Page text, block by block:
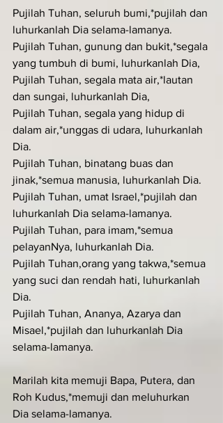
Pujilah Tuhan, seluruh bumi,*pujilah dan
luhurkanlah Dia selama-lamanya.
Pujilah Tuhan, gunung dan bukit,*segala
yang tumbuh di bumi, luhurkanlah Dia,
Pujilah Tuhan, segala mata air,*lautan
dan sungai, luhurkanlah Dia,
Pujilah Tuhan, segala yang hidup di
dalam air,*unggas di udara, luhurkanlah
Dia.
Pujilah Tuhan, binatang buas dan
jinak,*semua manusia, luhurkanlah Dia.
Pujilah Tuhan, umat Israel,*pujilah dan
luhurkanlah Dia selama-lamanya.
Pujilah Tuhan, para imam,*semua
pelayanNya, luhurkanlah Dia.
Pujilah Tuhan,orang yang takwa,*semua
yang suci dan rendah hati, luhurkanlah
Dia.
Pujilah Tuhan, Ananya, Azarya dan
Misael,*pujilah dan luhurkanlah Dia
selama-lamanya.
Marilah kita memuji Bapa, Putera, dan
Roh Kudus,*memuji dan meluhurkan
Dia selama-lamanya.